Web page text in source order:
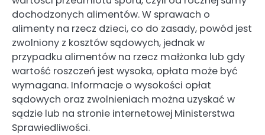
dochodzonych alimentów. W sprawach o
alimenty na rzecz dzieci, co do zasady, powód jest
zwolniony z kosztów sądowych, jednak w
przypadku alimentów na rzecz małżonka lub gdy
wartość roszczeń jest wysoka, opłata może być
wymagana. Informacje o wysokości opłat
sądowych oraz zwolnieniach można uzyskać w
sądzie lub na stronie internetowej Ministerstwa
Sprawiedliwości.